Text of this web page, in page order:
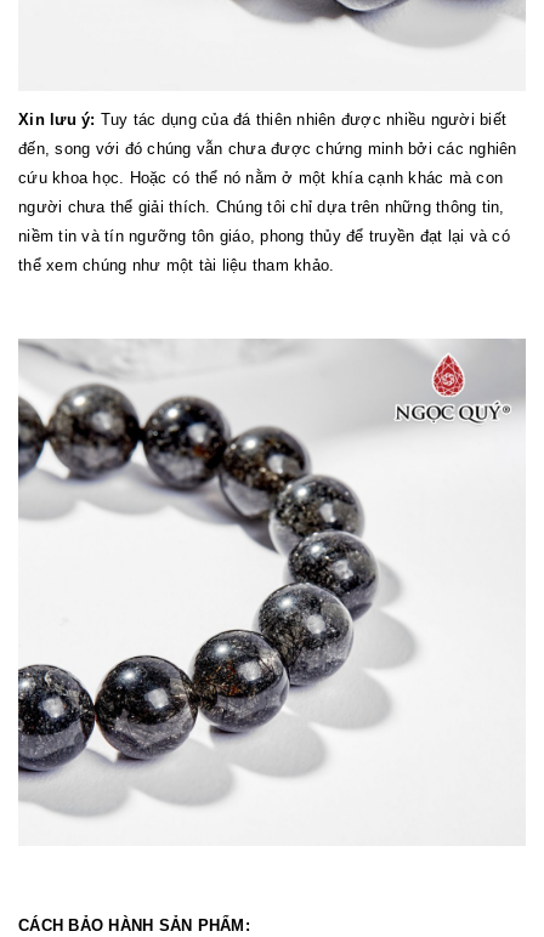
Xin lưu ý: Tuy tác dụng của đá thiên nhiên được nhiều người biết
đến, song với đó chúng vẫn chưa được chứng minh bởi các nghiên
cứu khoa học. Hoặc có thể nó nằm ở một khía cạnh khác mà con
người chưa thể giải thích. Chúng tôi chỉ dựa trên những thông tin,
niềm tin và tín ngưỡng tôn giáo, phong thủy để truyền đạt lại và có
thể xem chúng như một tài liệu tham khảo.
CÁCH BẢO HÀNH SẢN PHẨM: